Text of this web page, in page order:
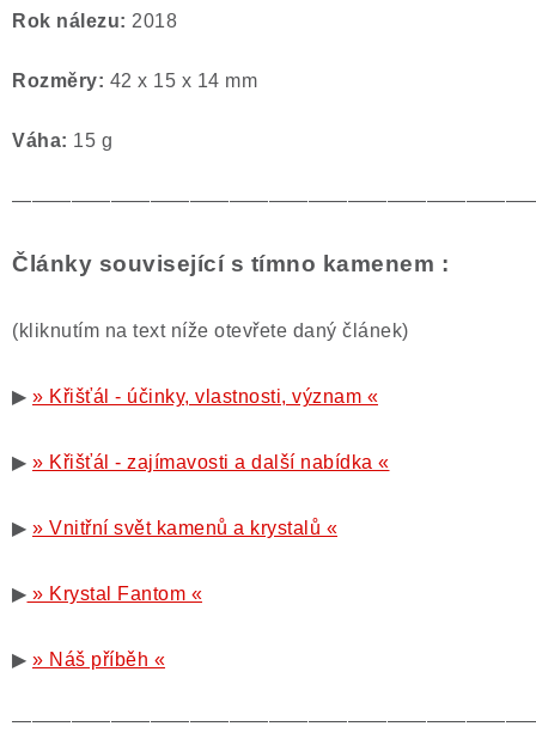
Rok nálezu: 2018
Rozměry: 42 x 15 x 14 mm
Váha: 15 g
Články související s tímno kamenem :
(kliknutím na text níže otevřete daný článek)
▶ » Křišťál - účinky, vlastnosti, význam «
▶ » Křišťál - zajímavosti a další nabídka «
▶ » Vnitřní svět kamenů a krystalů «
▶ » Krystal Fantom «
▶ » Náš příběh «